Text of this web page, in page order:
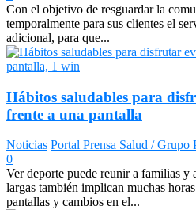
Con el objetivo de resguardar la
temporalmente para sus clientes el
adicional, para que...
Hábitos saludables para
frente a una pantalla
Noticias Portal Prensa Salud / Grupo
0
Ver deporte puede reunir a familias y
largas también implican muchas
pantallas y cambios en el...